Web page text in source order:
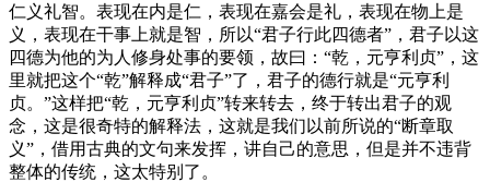
仁义礼智。表现在内是仁，表现在嘉会是礼，表现在物上是
义，表现在干事上就是智，所以“君子行此四德者”，君子以这
四德为他的为人修身处事的要领，故曰：“乾，元亨利贞”，这
里就把这个“乾”解释成“君子”了，君子的德行就是“元亨利
贞。”这样把“乾，元亨利贞”转来转去，终于转出君子的观
念，这是很奇特的解释法，这就是我们以前所说的“断章取
义”，借用古典的文句来发挥，讲自己的意思，但是并不违背
整体的传统，这太特别了。